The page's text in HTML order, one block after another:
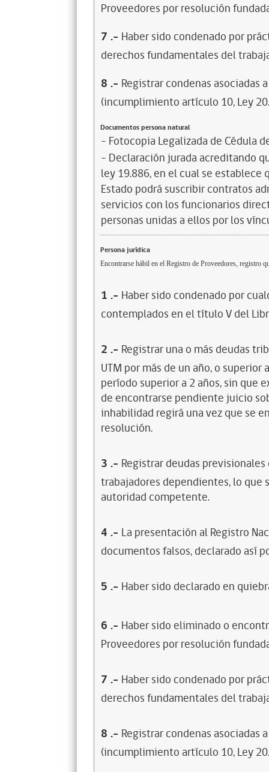
Proveedores por resolución
7 .- Haber sido condenado por
derechos fundamentales del
8 .- Registrar condenas asociadas
(incumplimiento artículo 10, Ley
Documentos persona natural
- Fotocopia Legalizada de Cédula
- Declaración jurada acreditando
ley 19.886, en el cual se
Estado podrá suscribir contratos
servicios con los funcionarios
personas unidas a ellos por los
Persona jurídica
Encontrarse hábil en el Registro de Proveedores, registro
1 .- Haber sido condenado por
contemplados en el título V del
2 .- Registrar una o más deudas
UTM por más de un año, o
período superior a 2 años, sin que
de encontrarse pendiente juicio
inhabilidad regirá una vez que se
resolución.
3 .- Registrar deudas
trabajadores dependientes, lo
autoridad competente.
4 .- La presentación al Registro
documentos falsos, declarado así
5 .- Haber sido declarado en
6 .- Haber sido eliminado o
Proveedores por resolución
7 .- Haber sido condenado por
derechos fundamentales del
8 .- Registrar condenas asociadas
(incumplimiento artículo 10, Ley